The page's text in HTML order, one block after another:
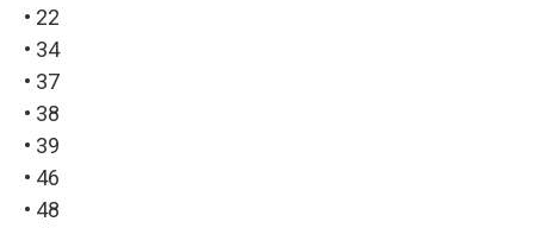
• 22
• 34
• 37
• 38
• 39
• 46
• 48